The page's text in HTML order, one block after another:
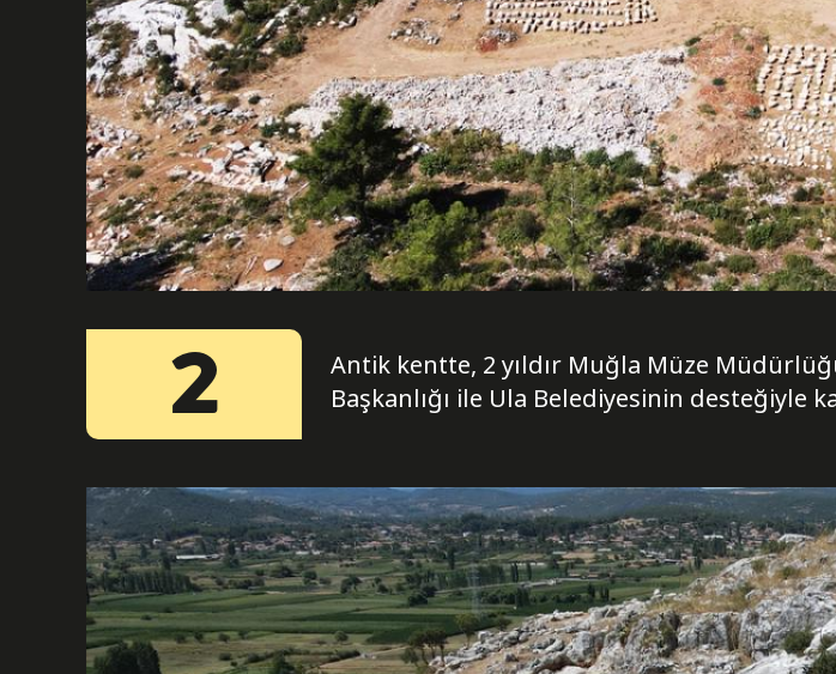
2
Antik kentte, 2 yıldır Muğla Müze
Başkanlığı ile Ula Belediyesinin desteğiyle